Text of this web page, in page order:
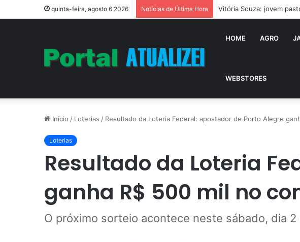
quinta-feira, agosto 6 2026 Notícias de Última Hora Vitória Souza: jovem
HOME AGRO
WEBSTORES
Início / Loterias / Resultado da Loteria Federal: apostador de Porto Alegre
Loterias
Resultado da Loteria
ganha R$ 500 mil no
O próximo sorteio acontece neste sábado, dia